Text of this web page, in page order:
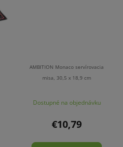
AMBITION Monaco servírovacia
misa, 30,5 x 18,9 cm
Dostupné na objednávku
€10,79